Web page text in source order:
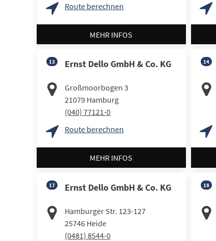
Route berechnen
MEHR INFOS
13 Ernst Dello GmbH & Co. KG
Großmoorbogen 3
21079 Hamburg
(040) 77121-0
Route berechnen
MEHR INFOS
14
17 Ernst Dello GmbH & Co. KG
Hamburger Str. 123-127
25746 Heide
(0481) 8544-0
18